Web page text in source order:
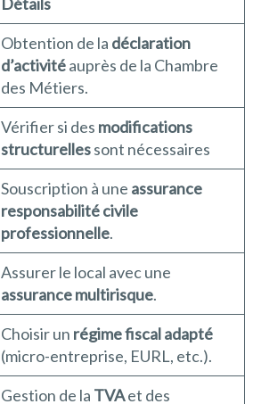
Obtention de la déclaration
d’activitéauprès de la Chambre
des Métiers.
Vérifier si des modifications
structurellessont nécessaires
Souscription à une assurance
responsabilité civile
professionnelle.
Assurer le local avec une
assurance multirisque.
Choisir un régime fiscal adapté
(micro-entreprise, EURL, etc.).
Gestion de la TVAet des